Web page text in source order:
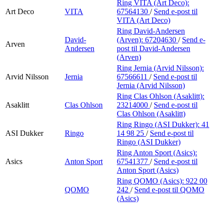
Art Deco VITA
Ring VITA (Art Deco):
67564130 / Send e-post til
VITA (Art Deco)
Arven
David-
Andersen
Ring David-Andersen
(Arven): 67204630 / Send e-
post til David-Andersen
(Arven)
Arvid Nilsson Jernia
Ring Jernia (Arvid Nilsson):
67566611 / Send e-post til
Jernia (Arvid Nilsson)
Asaklitt Clas Ohlson
Ring Clas Ohlson (Asaklitt):
23214000 / Send e-post til
Clas Ohlson (Asaklitt)
ASI Dukker Ringo
Ring Ringo (ASI Dukker): 41
14 98 25 / Send e-post til
Ringo (ASI Dukker)
Asics Anton Sport
Ring Anton Sport (Asics):
67541377 / Send e-post til
Anton Sport (Asics)
QOMO
Ring QOMO (Asics): 922 00
242 / Send e-post til QOMO
(Asics)